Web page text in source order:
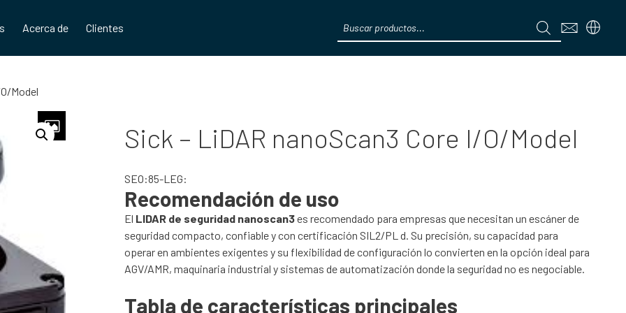
Acerca de Clientes
search
Model
Sick – LiDAR nanoScan3 Core I/O/Model
SEO:85-LEG:
Recomendación de uso
El LIDAR de seguridad nanoscan3es recomendado para empresas que necesitan un escáner de
seguridad compacto, confiable y con certificación SIL2/PL d. Su precisión, su capacidad para
operar en ambientes exigentes y su flexibilidad de configuración lo convierten en la opción ideal para
AGV/AMR, maquinaria industrial y sistemas de automatización donde la seguridad no es negociable.
Tabla de características principales